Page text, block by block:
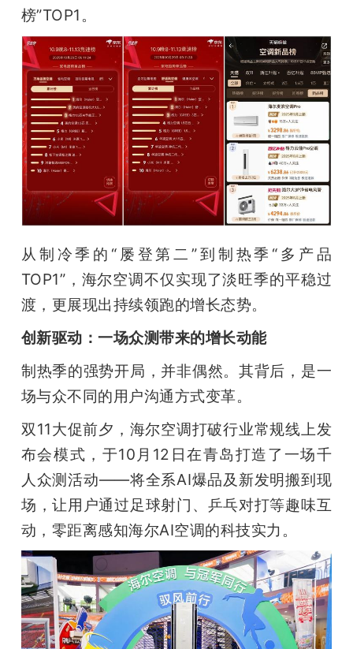
爱
搞
机
榜”TOP1。
从制冷季的“屡登第二”到制热季“多产品
TOP1”，海尔空调不仅实现了淡旺季的平稳过
渡，更展现出持续领跑的增长态势。
创新驱动：一场众测带来的增长动能
制热季的强势开局，并非偶然。其背后，是一
场与众不同的用户沟通方式变革。
双11大促前夕，海尔空调打破行业常规线上发
布会模式，于10月12日在青岛打造了一场千
人众测活动——将全系AI爆品及新发明搬到现
场，让用户通过足球射门、乒乓对打等趣味互
动，零距离感知海尔AI空调的科技实力。